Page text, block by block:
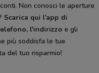
Non conosci le aperture
Scarica qui l’app di
l'indirizzo e gli
più soddisfa le tue
del tuo risparmio!